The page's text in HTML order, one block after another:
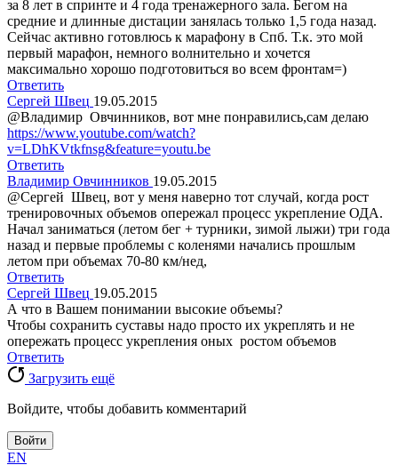
за 8 лет в спринте и 4 года тренажерного зала. Бегом на
средние и длинные дистации занялась только 1,5 года назад.
Сейчас активно готовлюсь к марафону в Спб. Т.к. это мой
первый марафон, немного волнительно и хочется
максимально хорошо подготовиться во всем фронтам=)
Ответить
Сергей Швец 19.05.2015
@Владимир Овчинников, вот мне понравились,сам делаю
https://www.youtube.com/watch?
v=LDhKVtkfnsg&feature=youtu.be
Ответить
Владимир Овчинников 19.05.2015
@Сергей Швец, вот у меня наверно тот случай, когда рост
тренировочных объемов опережал процесс укрепление ОДА.
Начал заниматься (летом бег + турники, зимой лыжи) три года
назад и первые проблемы с коленями начались прошлым
летом при объемах 70-80 км/нед,
Ответить
Сергей Швец 19.05.2015
А что в Вашем понимании высокие объемы?
Чтобы сохранить суставы надо просто их укреплять и не
опережать процесс укрепления оных ростом объемов
Ответить
Загрузить ещё
Войдите, чтобы добавить комментарий
Войти
EN